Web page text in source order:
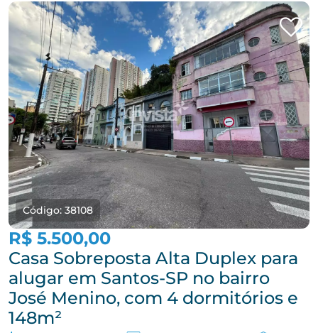
Código: 38108
R$ 5.500,00
Casa Sobreposta Alta Duplex para
alugar em Santos-SP no bairro
José Menino, com 4 dormitórios e
148m²